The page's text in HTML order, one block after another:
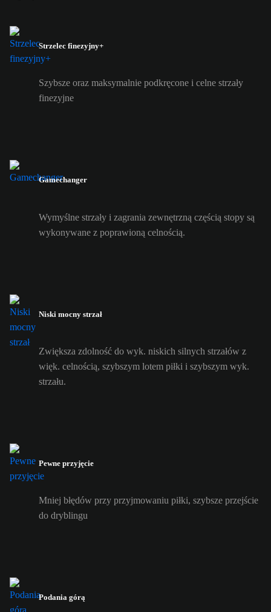
Strzelec finezyjny+
Szybsze oraz maksymalnie podkręcone i celne strzały
finezyjne
Gamechanger
Wymyślne strzały i zagrania zewnętrzną częścią stopy są
wykonywane z poprawioną celnością.
Niski mocny strzał
Zwiększa zdolność do wyk. niskich silnych strzałów z
więk. celnością, szybszym lotem piłki i szybszym wyk.
strzału.
Pewne przyjęcie
Mniej błędów przy przyjmowaniu piłki, szybsze przejście
do dryblingu
Podania górą